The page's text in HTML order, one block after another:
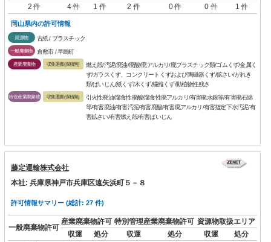
2 件
4 件 1 件 2 件 0 件 0 件 1 件
岡山県内の許可情報
資源物 古紙 / プラスチック
一般廃棄物 倉敷市 / 早島町
産業廃棄物 収集運搬(保積無)
燃え殻/汚泥/廃油/廃酸/廃アルカリ/廃プラスチック類/ゴムくず/金属く
ず/ガラスくず、コンクリートくずおよび陶磁器くず/鉱さい/がれき
類/ばいじん/紙くず/木くず/繊維くず/動植物性残さ
特管産業廃棄物 収集運搬(保積無)
引火性廃油/腐食性廃酸/腐食性廃アルカリ/有害廃水銀等/有害廃石綿
等/有害廃油/有害汚泥/有害廃酸/有害廃アルカリ/有害指定下水汚泥/有
害鉱さい/有害燃え殻/有害ばいじん
藤定運輸株式会社
本社: 兵庫県神戸市兵庫区遠矢浜町５－８
許可情報サマリー (総計: 27 件)
一般廃棄物許可
産業廃棄物許可 特別管理産業廃棄物許可 資源物取扱エリア
収運
処分 収運 処分 収運
処分